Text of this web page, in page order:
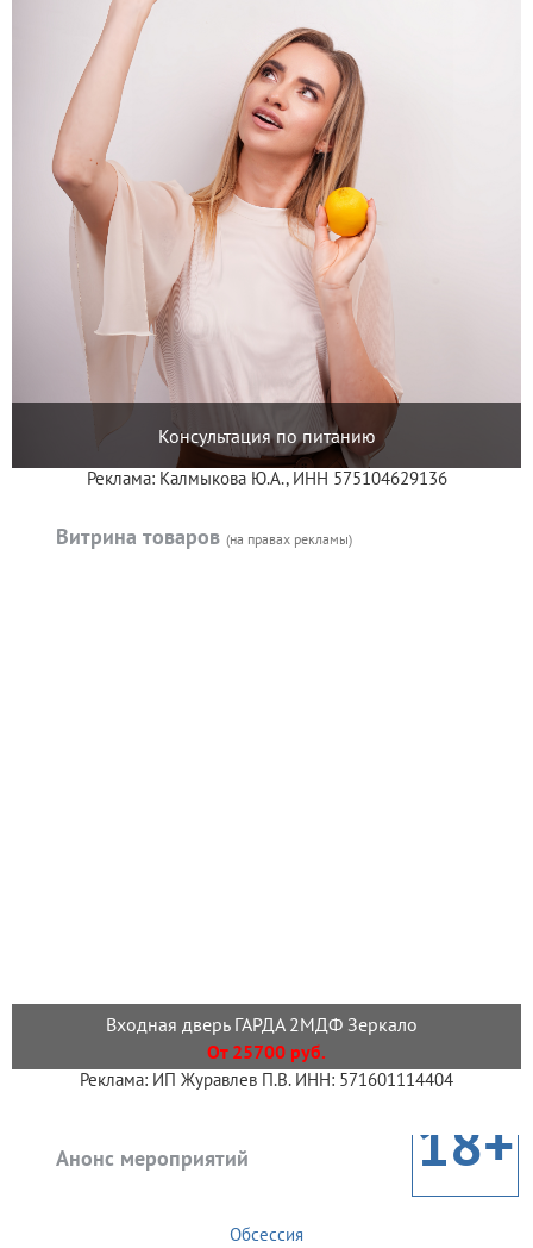
Консультация по питанию
Реклама: Калмыкова Ю.А., ИНН 575104629136
Витрина товаров (на правах рекламы)
Входная дверь ГАРДА 2МДФ Зеркало
От 25700 руб.
Реклама: ИП Журавлев П.В. ИНН: 571601114404
Анонс мероприятий 18+
Обсессия